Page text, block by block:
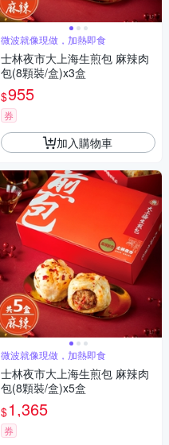
微波就像現做，加熱即食
士林夜市大上海生煎包 麻辣肉
包(8顆裝/盒)x3盒
$955
券
加入購物車
微波就像現做，加熱即食
士林夜市大上海生煎包 麻辣肉
包(8顆裝/盒)x5盒
$1,365
券